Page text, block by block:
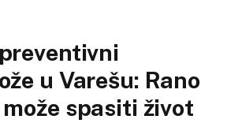
u Varešu: Rano
spasiti život